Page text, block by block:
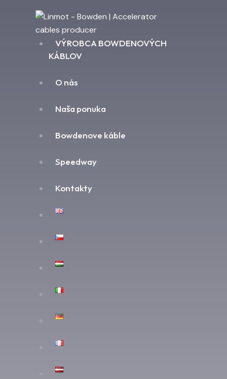
VÝROBCA BOWDENOVÝCH
KÁBLOV
O nás
Naša ponuka
Bowdenove káble
Speedway
Kontakty